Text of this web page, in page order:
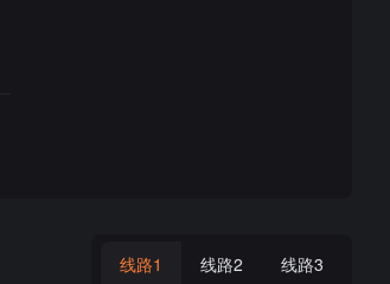
线路1 线路2 线路3